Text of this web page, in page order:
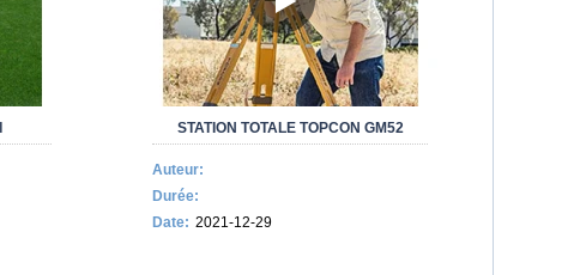
STATION TOTALE TOPCON GM52
Auteur:
Durée:
Date: 2021-12-29